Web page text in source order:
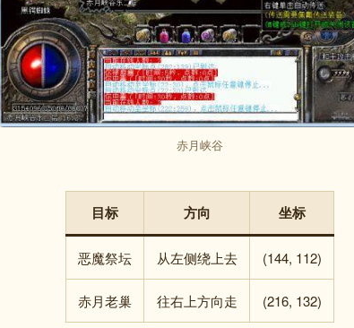
赤月峡谷
目标 方向 坐标
恶魔祭坛 从左侧绕上去 (144, 112)
赤月老巢 往右上方向走 (216, 132)